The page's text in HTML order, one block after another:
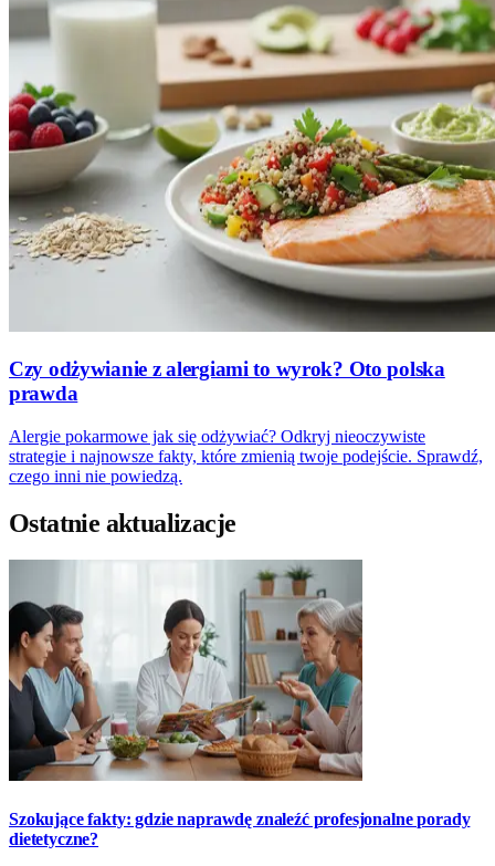
Czy odżywianie z alergiami to wyrok? Oto polska
prawda
Alergie pokarmowe jak się odżywiać? Odkryj nieoczywiste
strategie i najnowsze fakty, które zmienią twoje podejście. Sprawdź,
czego inni nie powiedzą.
Ostatnie aktualizacje
Szokujące fakty: gdzie naprawdę znaleźć profesjonalne porady
dietetyczne?